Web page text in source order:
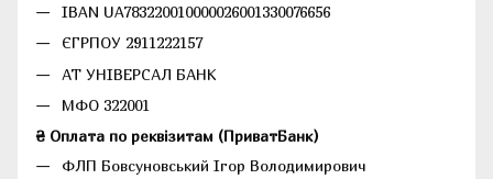
IBAN UA783220010000026001330076656
ЄГРПОУ 2911222157
АТ УНІВЕРСАЛ БАНК
МФО 322001
₴ Оплата по реквізитам (ПриватБанк)
ФЛП Бовсуновський Ігор Володимирович